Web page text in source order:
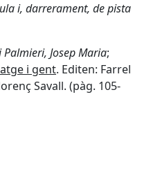
i, darrerament, de pista
Palmieri, Josep Maria;
i gent. Editen: Farrel
Savall. (pàg. 105-